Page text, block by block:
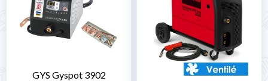
GYS Gyspot 3902